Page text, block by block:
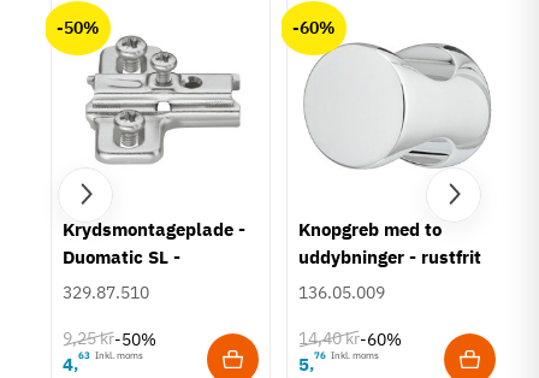
-50%
Krydsmontageplade -
Duomatic SL -
Euroskruer
329.87.510
9,25 kr-50%
4,63 Inkl. moms
-60%
Knopgreb med to
uddybninger - rustfrit
stål
136.05.009
14,40 kr-60%
5,76 Inkl. moms